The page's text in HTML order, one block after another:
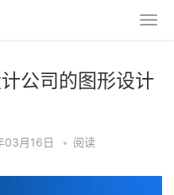
公司的图形设计
03月16日 • 阅读